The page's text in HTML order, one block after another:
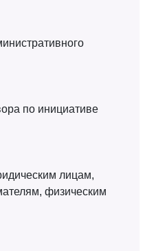
по инициативе
лицам,
физическим